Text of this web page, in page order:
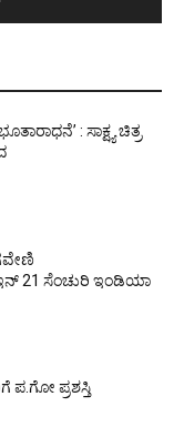
: ಸಾಕ್ಷ್ಯ ಚಿತ್ರ
21 ಸೆಂಚುರಿ ಇಂಡಿಯಾ
ಪ.ಗೋ ಪ್ರಶಸ್ತಿ